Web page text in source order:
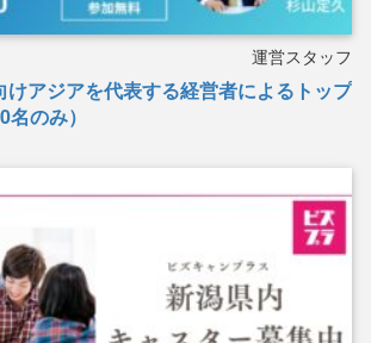
運営スタッフ
けアジアを代表する経営者によるトップ
のみ）